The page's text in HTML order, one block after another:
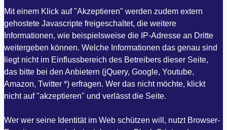
Mit einem Klick auf "Akzeptieren" werden zudem extern
gehostete Javascripte freigeschaltet, die weitere
Informationen, wie beispielsweise die IP-Adresse an Dritte
weitergeben können. Welche Informationen das genau sind
liegt nicht im Einflussbereich des Betreibers dieser Seite,
das bitte bei den Anbietern (jQuery, Google, Youtube,
Amazon, Twitter *) erfragen. Wer das nicht möchte, klickt
nicht auf "akzeptieren" und verlässt die Seite.
Wer wer seine Identität im Web schützen will, nutzt Browser-